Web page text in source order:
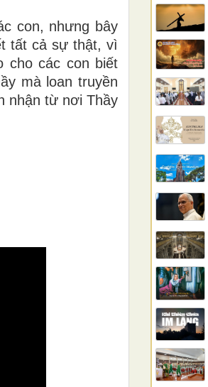
con, nhưng bây
tất cả sự thật, vì
cho các con biết
mà loan truyền
nhận từ nơi Thầy